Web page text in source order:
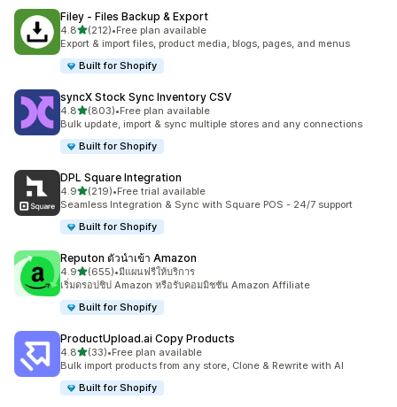
Filey ‑ Files Backup & Export
4.8เต็ม 5 ดาว
(212)
ทั้งหมด 212 รีวิว
•Free plan available
Export & import files, product media, blogs, pages, and menus
Built for Shopify
syncX Stock Sync Inventory CSV
4.8เต็ม 5 ดาว
(803)
ทั้งหมด 803 รีวิว
•Free plan available
Bulk update, import & sync multiple stores and any connections
Built for Shopify
DPL Square Integration
4.9เต็ม 5 ดาว
(219)
ทั้งหมด 219 รีวิว
•Free trial available
Seamless Integration & Sync with Square POS - 24/7 support
Built for Shopify
Reputon ตัวนำเข้า Amazon
4.9เต็ม 5 ดาว
(655)
ทั้งหมด 655 รีวิว
•มีแผนฟรีให้บริการ
เริ่มดรอปชิป Amazon หรือรับคอมมิชชัน Amazon Affiliate
Built for Shopify
ProductUpload.ai Copy Products
4.8เต็ม 5 ดาว
(33)
ทั้งหมด 33 รีวิว
•Free plan available
Bulk import products from any store, Clone & Rewrite with AI
Built for Shopify